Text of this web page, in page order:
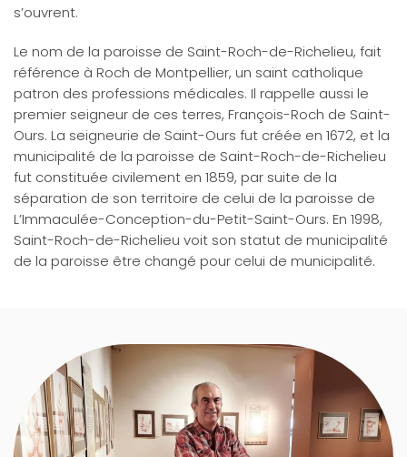
s’ouvrent.
Le nom de la paroisse de Saint-Roch-de-Richelieu, fait
référence à Roch de Montpellier, un saint catholique
patron des professions médicales. Il rappelle aussi le
premier seigneur de ces terres, François-Roch de Saint-
Ours. La seigneurie de Saint-Ours fut créée en 1672, et la
municipalité de la paroisse de Saint-Roch-de-Richelieu
fut constituée civilement en 1859, par suite de la
séparation de son territoire de celui de la paroisse de
L’Immaculée-Conception-du-Petit-Saint-Ours. En 1998,
Saint-Roch-de-Richelieu voit son statut de municipalité
de la paroisse être changé pour celui de municipalité.